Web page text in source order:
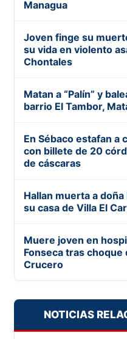
Managua
Joven finge su
su vida en violento
Chontales
Matan a “Palín” y
barrio El Tambor,
En Sébaco estafan a
con billete de 20
de cáscaras
Hallan muerta a doña
su casa de Villa El
Muere joven en
Fonseca tras choque
Crucero
NOTICIAS